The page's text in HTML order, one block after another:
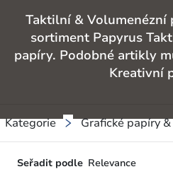
Taktilní & Volumenézní
sortiment Papyrus
papíry. Podobné artikly
Kreativní
Kategorie Grafické papíry
Seřadit podle Relevance